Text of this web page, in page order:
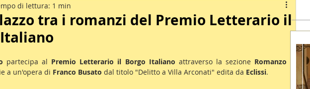
Inedito Notizie
tra i romanzi del Premio Letterario il
di lettura: 1 min
partecipa al Premio Letterario il Borgo Italiano attraverso la sezione Romanzo
a un'opera di Franco Busato dal titolo "Delitto a Villa Arconati" edita da Eclissi.